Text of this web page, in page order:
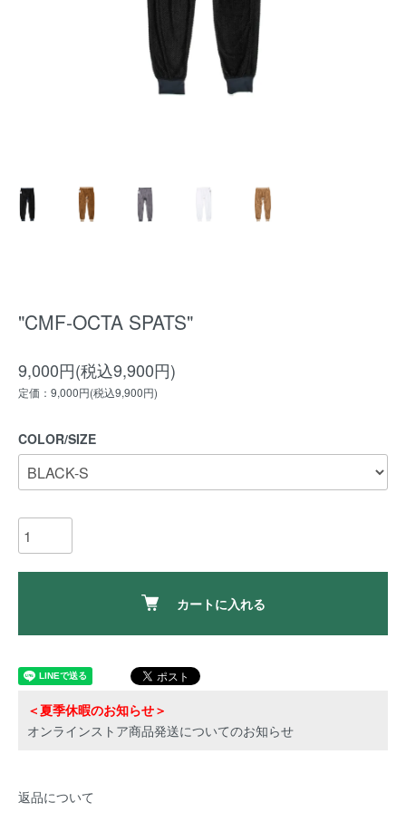
"CMF-OCTA SPATS"
9,000円(税込9,900円)
定価：9,000円(税込9,900円)
COLOR/SIZE
カートに入れる
＜夏季休暇のお知らせ＞
オンラインストア商品発送についてのお知らせ
返品について